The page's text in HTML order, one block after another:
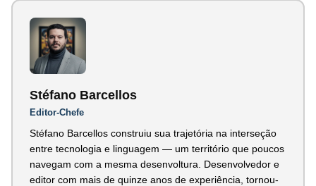
Stéfano Barcellos
Editor-Chefe
Stéfano Barcellos construiu sua trajetória na interseção
entre tecnologia e linguagem — um território que poucos
navegam com a mesma desenvoltura. Desenvolvedor e
editor com mais de quinze anos de experiência, tornou-